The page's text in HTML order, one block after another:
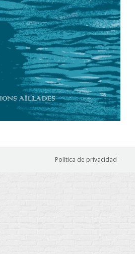
Política de privacidad -